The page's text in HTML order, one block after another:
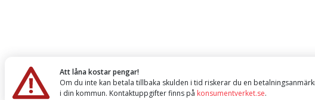
Att låna kostar pengar!
Om du inte kan betala tillbaka skulden i tid riskerar du en
i din kommun. Kontaktuppgifter finns på konsumentverket.se.